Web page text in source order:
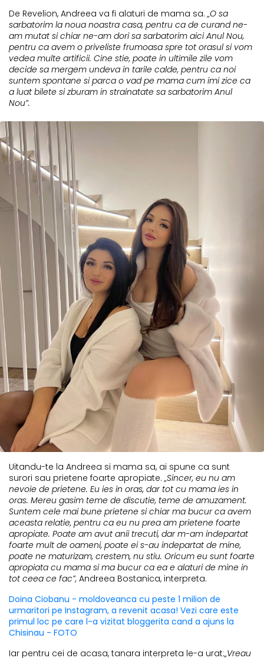
De Revelion, Andreea va fi alaturi de mama sa.„O sa
sarbatorim la noua noastra casa, pentru ca de curand ne-
am mutat si chiar ne-am dori sa sarbatorim aici Anul Nou,
pentru ca avem o priveliste frumoasa spre tot orasul si vom
vedea multe artificii. Cine stie, poate in ultimile zile vom
decide sa mergem undeva in tarile calde, pentru ca noi
suntem spontane si parca o vad pe mama cum imi zice ca
a luat bilete si zburam in strainatate sa sarbatorim Anul
Nou”.
Uitandu-te la Andreea si mama sa, ai spune ca sunt
surori sau prietene foarte apropiate. „Sincer, eu nu am
nevoie de prietene. Eu ies in oras, dar tot cu mama ies in
oras. Mereu gasim teme de discutie, teme de amuzament.
Suntem cele mai bune prietene si chiar ma bucur ca avem
aceasta relatie, pentru ca eu nu prea am prietene foarte
apropiate. Poate am avut anii trecuti, dar m-am indepartat
foarte mult de oameni, poate ei s-au indepartat de mine,
poate ne maturizam, crestem, nu stiu. Oricum eu sunt foarte
apropiata cu mama si ma bucur ca ea e alaturi de mine in
tot ceea ce fac”, Andreea Bostanica, interpreta.
Doina Ciobanu - moldoveanca cu peste 1 milion de
urmaritori pe Instagram, a revenit acasa! Vezi care este
primul loc pe care l-a vizitat bloggerita cand a ajuns la
Chisinau - FOTO
Iar pentru cei de acasa, tanara interpreta le-a urat:„Vreau